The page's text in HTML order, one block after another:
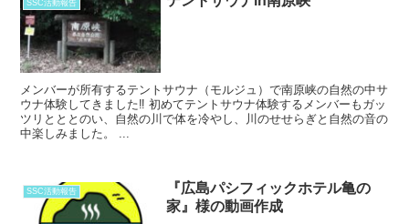
SSC活動報告
メンバーが所有するテントサウナ（モルジュ）で南原峡の自然の中サ
ウナ体験してきました‼ 初めてテントサウナ体験するメンバーもガッ
ツリとととのい、自然の川で体を冷やし、川のせせらぎと自然の音の
中楽しみました。 ...
SSC活動報告
『広島パシフィックホテル亀の
家』様の動画作成